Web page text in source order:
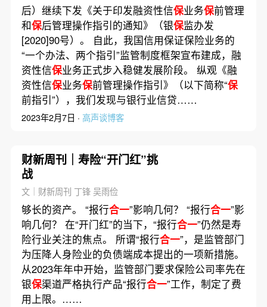
后）继续下发《关于印发融资性信保业务保前管理
和保后管理操作指引的通知》（银保监办发
[2020]90号）。 自此，我国信用保证保险业务的
“一个办法、两个指引”监管制度框架宣布建成，融
资性信保业务正式步入稳健发展阶段。 纵观《融
资性信保业务保前管理操作指引》（以下简称“保
前指引”），我们发现与银行业信贷……
2023年2月7日 · 高声谈博客
财新周刊｜寿险“开门红”挑
战
文｜财新周刊 丁锋 吴雨俭
够长的资产。 “报行合一”影响几何？ “报行合一”影
响几何？ 在“开门红”的当下，“报行合一”仍然是寿
险行业关注的焦点。 所谓“报行合一”，是监管部门
为压降人身险业的负债端成本提出的一项新措施。
从2023年年中开始，监管部门要求保险公司率先在
银保渠道严格执行产品“报行合一”工作，制定了费
用上限。……